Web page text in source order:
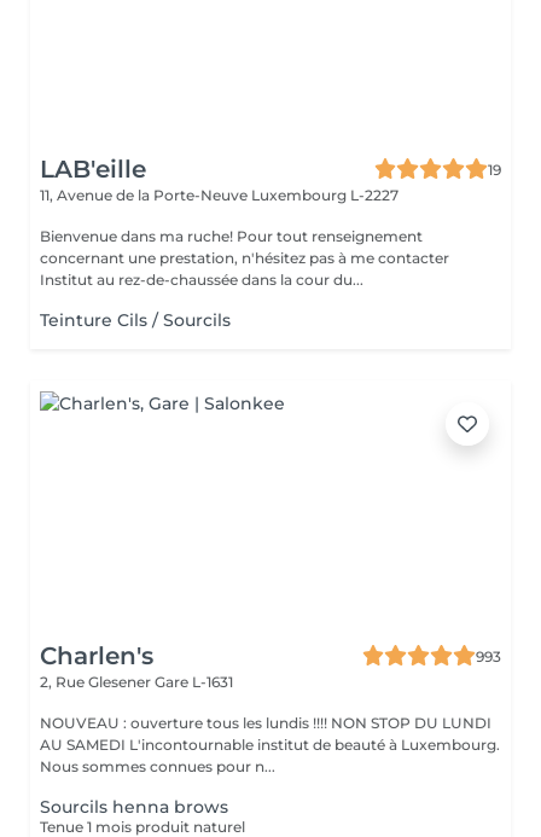
LAB'eille
19
11, Avenue de la Porte-Neuve Luxembourg L-2227
Bienvenue dans ma ruche! Pour tout renseignement
concernant une prestation, n'hésitez pas à me contacter
Institut au rez-de-chaussée dans la cour du...
Teinture Cils / Sourcils
Charlen's
993
2, Rue Glesener Gare L-1631
NOUVEAU : ouverture tous les lundis !!!! NON STOP DU LUNDI
AU SAMEDI L'incontournable institut de beauté à Luxembourg.
Nous sommes connues pour n...
Sourcils henna brows
Tenue 1 mois produit naturel